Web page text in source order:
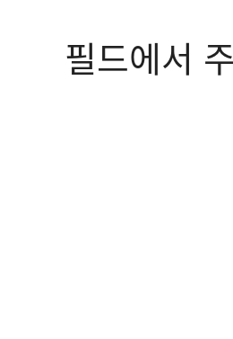
필드에서